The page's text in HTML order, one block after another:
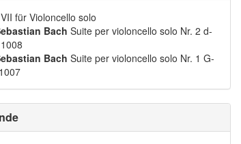
für Violoncello solo
Bach Suite per violoncello solo Nr. 2 d-
Bach Suite per violoncello solo Nr. 1 G-